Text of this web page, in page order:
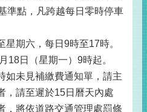
準點，凡跨越每日零時停車
期六，每日9時至17時。
18日（星期一）9時起。
如未見補繳費通知單，請主
，請至遲於15日曆天內處
，將依道路交通管理處罰條